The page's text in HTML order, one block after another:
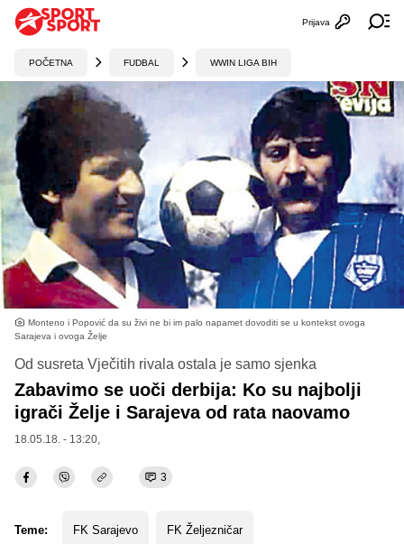
Otvori
Prijava
POČETNA FUDBAL WWIN LIGA BIH
Monteno i Popović da su živi ne bi im palo napamet dovoditi se u kontekst ovoga
Sarajeva i ovoga Želje
Od susreta Vječitih rivala ostala je samo sjenka
Zabavimo se uoči derbija: Ko su najbolji
igrači Želje i Sarajeva od rata naovamo
18.05.18. - 13:20,
3
Teme: FK Sarajevo FK Željezničar